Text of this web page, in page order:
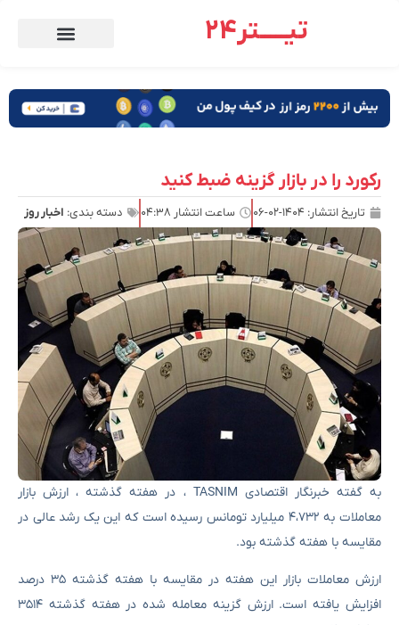
تیـــــتر24
رکورد را در بازار گزینه ضبط کنید
تاریخ انتشار: ۱۴۰۴-۰۲-۰۶ ساعت انتشار ۰۴:۳۸ دسته بندی: اخبار روز
به گفته خبرنگار اقتصادی TASNIM ، در هفته گذشته ، ارزش بازار
معاملات به ۴،۷۳۲ میلیارد تومانس رسیده است که این یک رشد عالی در
مقایسه با هفته گذشته بود.
ارزش معاملات بازار این هفته در مقایسه با هفته گذشته ۳۵ درصد
افزایش یافته است. ارزش گزینه معامله شده در هفته گذشته ۳۵۱۴